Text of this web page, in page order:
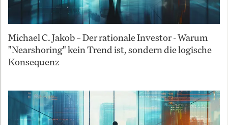
Michael C. Jakob – Der rationale Investor - Warum
"Nearshoring" kein Trend ist, sondern die logische
Konsequenz